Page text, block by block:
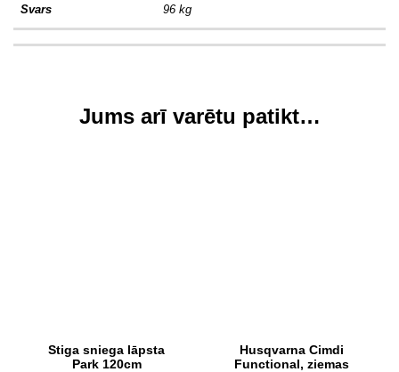
Svars 96 kg
Jums arī varētu patikt…
Stiga sniega lāpsta
Park 120cm
Husqvarna Cimdi
Functional, ziemas